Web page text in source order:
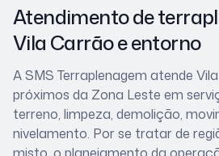
Atendimento de
Vila Carrãoe entorno
A SMS Terraplenagem atende
próximos da Zona Leste em
terreno, limpeza, demolição,
nivelamento. Por se tratar de